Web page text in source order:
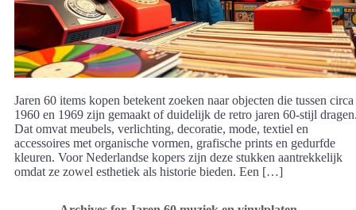
Jaren 60 items kopen betekent zoeken naar objecten die tussen circa
1960 en 1969 zijn gemaakt of duidelijk de retro jaren 60-stijl
Dat omvat meubels, verlichting, decoratie, mode, textiel en
accessoires met organische vormen, grafische prints en gedurfde
kleuren. Voor Nederlandse kopers zijn deze stukken aantrekkelijk
omdat ze zowel esthetiek als historie bieden. Een […]